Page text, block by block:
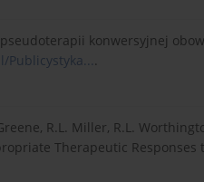
konwersyjnej
.
R.L. Miller, R.L.
Therapeutic Responses